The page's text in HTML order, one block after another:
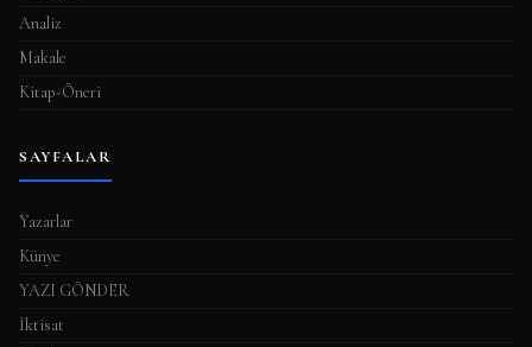
Analiz
Makale
Kitap-Öneri
SAYFALAR
Yazarlar
Künye
YAZI GÖNDER
İktisat